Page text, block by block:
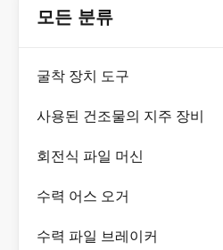
모든 분류
굴착 장치 도구
사용된 건조물의 지주 장비
회전식 파일 머신
수력 어스 오거
수력 파일 브레이커